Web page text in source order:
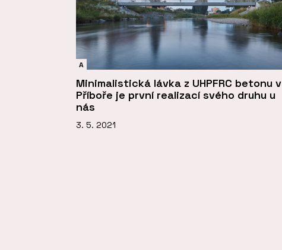
A
Minimalistická lávka z UHPFRC betonu v
Příboře je první realizací svého druhu u
nás
3. 5. 2021